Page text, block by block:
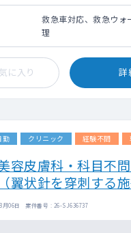
救急車対応、救急ウォ
理
に入り 詳
勤 クリニック 経験不問
容皮膚科・科目不
翼状針を穿刺する施
月06日 案件番号 : 26-SJ636737